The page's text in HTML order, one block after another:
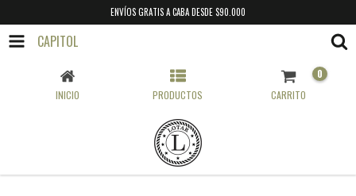
ENVÍOS GRATIS A CABA DESDE $90.000
CAPITOL
INICIO PRODUCTOS CARRITO
0